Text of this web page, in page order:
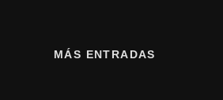
MÁS ENTRADAS